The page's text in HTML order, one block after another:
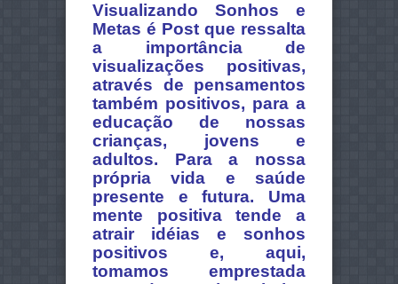
Visualizando Sonhos e
Metas é Post que ressalta
a importância de
visualizações positivas,
através de pensamentos
também positivos, para a
educação de nossas
crianças, jovens e
adultos. Para a nossa
própria vida e saúde
presente e futura. Uma
mente positiva tende a
atrair idéias e sonhos
positivos e, aqui,
tomamos emprestada